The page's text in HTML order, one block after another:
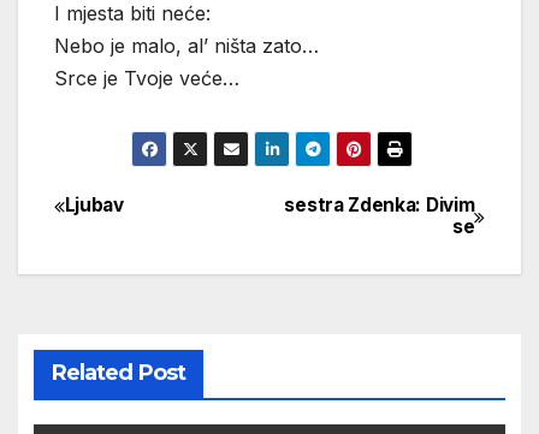
I mjesta biti neće:
Nebo je malo, al’ ništa zato…
Srce je Tvoje veće…
Navigacija
objava
sestra Zdenka: Divim
se
Ljubav
Related Post